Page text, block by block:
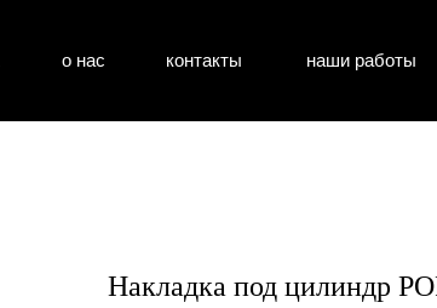
напольные
контакты
о нас наши работы
Накладка под цилиндр